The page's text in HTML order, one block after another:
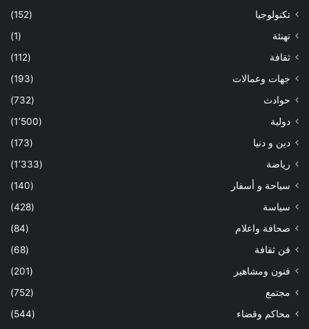
تكنولوجيا
(152)
تهنئة
(1)
ثقافة
(112)
جهات وعمالات
(193)
حوادث
(732)
دولية
(1٬500)
دين و دنيا
(173)
رياضة
(1٬333)
سياحة و أسفار
(140)
سياسة
(428)
صحافة واعلام
(84)
فن ثقافة
(68)
فنون ومشاهير
(201)
مجتمع
(752)
محاكم وقضاء
(544)